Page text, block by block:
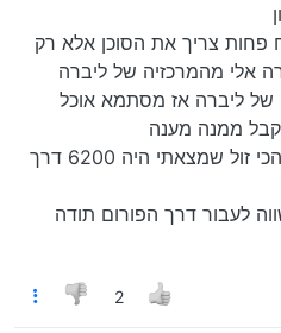
צריך את הסוכן אלא רק
אלי מהמרכזיה של ליברה
של ליברה אז מסתמא אוכל
ממנה מענה
ולשם השוואת המחיר לפני זה הכי זול שמצאתי היה 6200 דרך
לעבור דרך הפורום תודה
2